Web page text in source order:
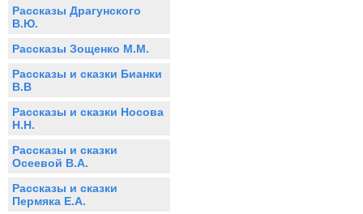
Рассказы Драгунского
В.Ю.
Рассказы Зощенко М.М.
Рассказы и сказки Бианки
В.В
Рассказы и сказки Носова
Н.Н.
Рассказы и сказки
Осеевой В.А.
Рассказы и сказки
Пермяка Е.А.